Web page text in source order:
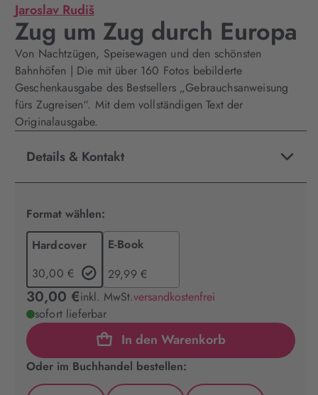
Jaroslav Rudiš
Zug um Zug durch Europa
Von Nachtzügen, Speisewagen und den schönsten
Bahnhöfen | Die mit über 160 Fotos bebilderte
Geschenkausgabe des Bestsellers „Gebrauchsanweisung
fürs Zugreisen“. Mit dem vollständigen Text der
Originalausgabe.
Details & Kontakt
Format wählen:
Hardcover
30,00 €
E-Book
29,99 €
30,00 €inkl. MwSt.versandkostenfrei
sofort lieferbar
In den Warenkorb
Oder im Buchhandel bestellen: